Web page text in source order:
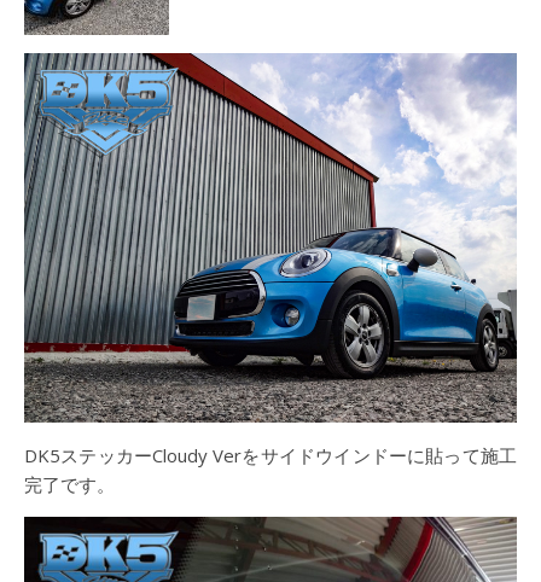
DK5ステッカーCloudy Verをサイドウインドーに貼って施工
完了です。